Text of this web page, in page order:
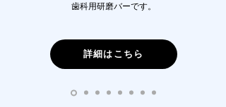
歯科用研磨バーです。
詳細はこちら